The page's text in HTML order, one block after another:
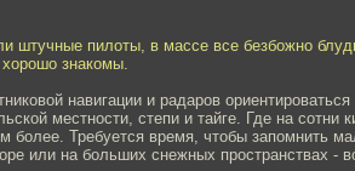
штучные пилоты, в массе все безбожно
знакомы.
навигации и радаров
местности, степи и тайге. Где на сотни
более. Требуется время, чтобы запомнить
или на больших снежных пространствах -